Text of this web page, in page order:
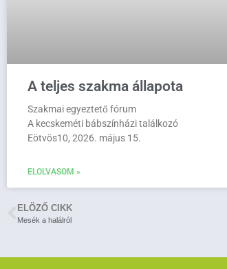
A teljes szakma állapota
Szakmai egyeztető fórum
A kecskeméti bábszínházi találkozó
Eötvös10, 2026. május 15.
ELOLVASOM »
ELÖZŐ CIKK
Mesék a halálról